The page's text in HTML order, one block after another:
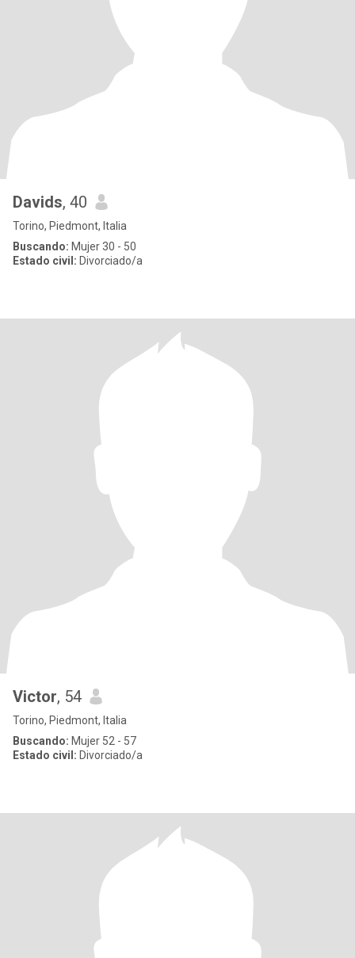
Davids, 40
Torino, Piedmont, Italia
Buscando: Mujer 30 - 50
Estado civil: Divorciado/a
Victor, 54
Torino, Piedmont, Italia
Buscando: Mujer 52 - 57
Estado civil: Divorciado/a